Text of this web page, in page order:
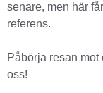
senare, men här
referens.
Påbörja resan mot
oss!